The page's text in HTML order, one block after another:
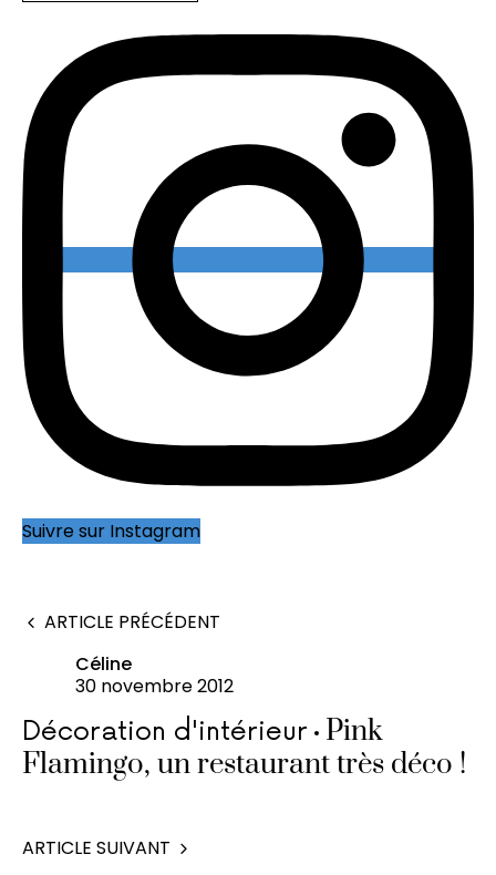
Suivre sur Instagram
ARTICLE PRÉCÉDENT
Céline
30 novembre 2012
Décoration d'intérieur
Pink
Flamingo, un restaurant très déco !
ARTICLE SUIVANT